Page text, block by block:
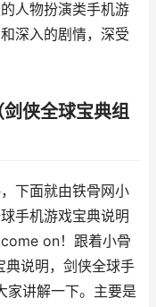
人物扮演类手机游
深入的剧情，深受
侠全球宝典组
下面就由铁骨网小
手机游戏宝典说明
on！跟着小骨
说明，剑侠全球手
家讲解一下。主要是